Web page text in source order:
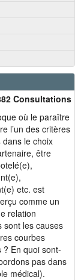
Consultations
où le paraître
l’un des critères
dans le choix
être
etc. est
comme un
relation
sont les causes
courbes
En quoi sont-
pas dans
médical).